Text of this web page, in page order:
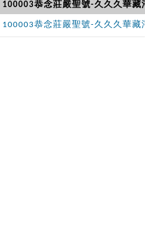
100003恭念莊嚴聖號-久久久華藏
100003恭念莊嚴聖號-久久久華藏